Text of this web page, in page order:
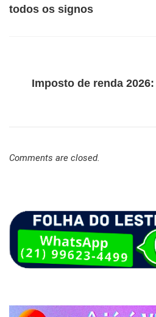
todos os signos
Imposto de renda
Comments are closed.